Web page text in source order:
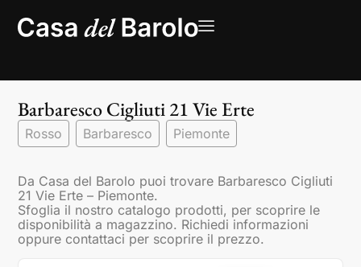
Barbaresco Cigliuti 21 Vie Erte
Rosso Barbaresco Piemonte
Da Casa del Barolo puoi trovare Barbaresco Cigliuti
21 Vie Erte – Piemonte.
Sfoglia il nostro catalogo prodotti, per scoprire le
disponibilità a magazzino. Richiedi informazioni
oppure contattaci per scoprire il prezzo.